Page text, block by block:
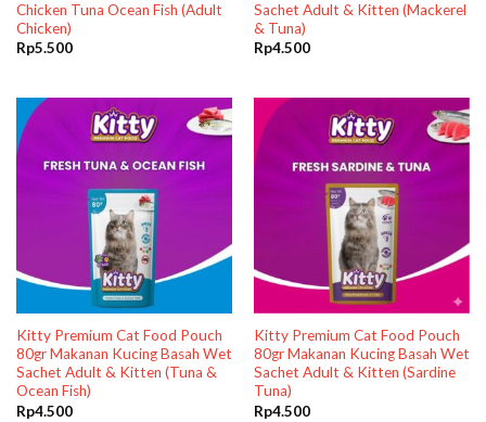
Chicken Tuna Ocean Fish (Adult
Chicken)
Rp5.500
Sachet Adult & Kitten (Mackerel
& Tuna)
Rp4.500
Kitty Premium Cat Food Pouch
80gr Makanan Kucing Basah Wet
Sachet Adult & Kitten (Tuna &
Ocean Fish)
Rp4.500
Kitty Premium Cat Food Pouch
80gr Makanan Kucing Basah Wet
Sachet Adult & Kitten (Sardine
Tuna)
Rp4.500